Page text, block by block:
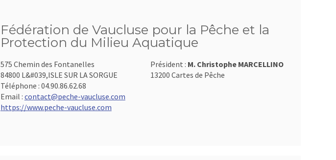
Fédération de Vaucluse pour la Pêche et la
Protection du Milieu Aquatique
575 Chemin des Fontanelles
84800 L&#039,ISLE SUR LA SORGUE
Téléphone : 04.90.86.62.68
Email : contact@peche-vaucluse.com
https://www.peche-vaucluse.com
Président : M. Christophe MARCELLINO
13200 Cartes de Pêche